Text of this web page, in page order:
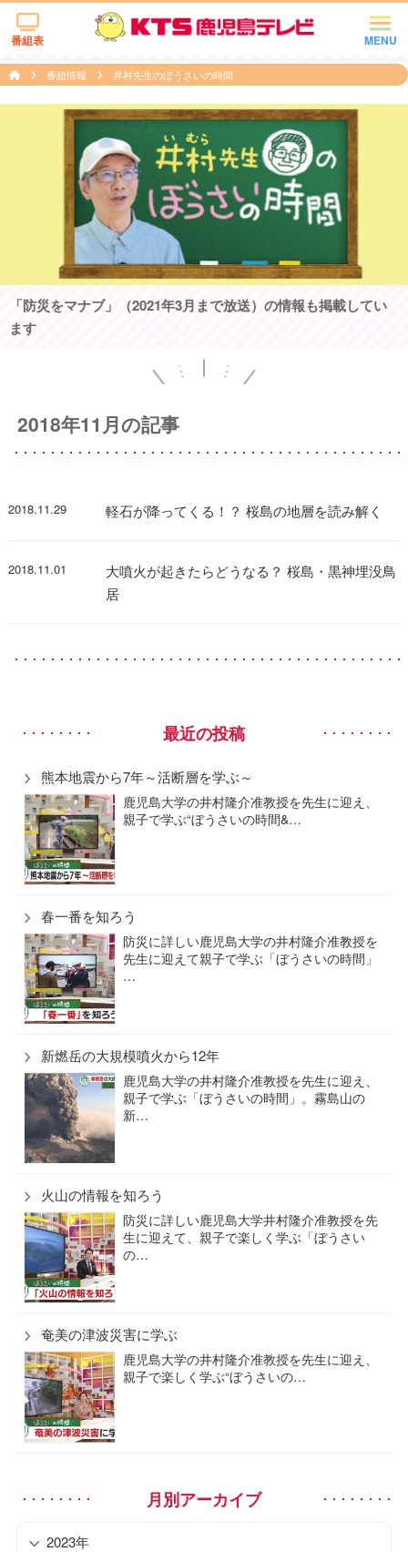
MENU
番組表
番組情報 井村先生のぼうさいの時間
「防災をマナブ」（2021年3月まで放送）の情報も掲載してい
ます
2018年11月の記事
2018.11.29 軽石が降ってくる！？ 桜島の地層を読み解く
2018.11.01
大噴火が起きたらどうなる？ 桜島・黒神埋没鳥
居
最近の投稿
熊本地震から7年～活断層を学ぶ～
鹿児島大学の井村隆介准教授を先生に迎え、
親子で学ぶ“ぼうさいの時間&…
春一番を知ろう
防災に詳しい鹿児島大学の井村隆介准教授を
先生に迎えて親子で学ぶ「ぼうさいの時間」
…
新燃岳の大規模噴火から12年
鹿児島大学の井村隆介准教授を先生に迎え、
親子で学ぶ「ぼうさいの時間」。霧島山の
新…
火山の情報を知ろう
防災に詳しい鹿児島大学井村隆介准教授を先
生に迎えて、親子で楽しく学ぶ「ぼうさい
の…
奄美の津波災害に学ぶ
鹿児島大学の井村隆介准教授を先生に迎え、
親子で楽しく学ぶ“ぼうさいの…
月別アーカイブ
2023年